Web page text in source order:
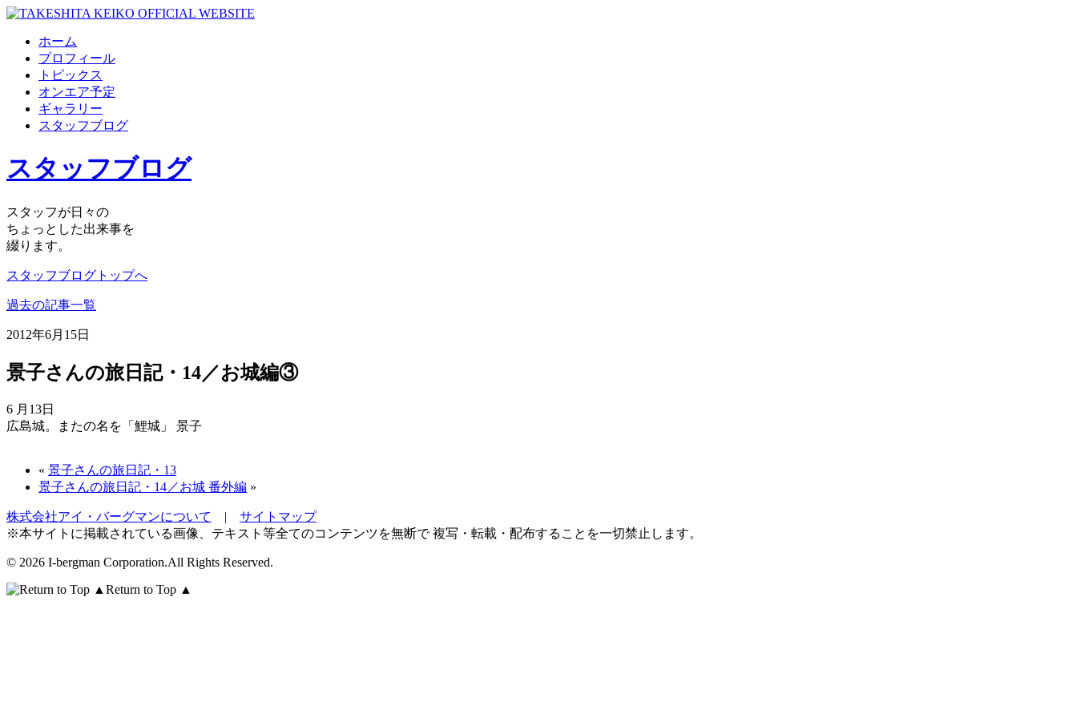
ホーム
プロフィール
トピックス
オンエア予定
ギャラリー
スタッフブログ
スタッフブログ
スタッフが日々の
ちょっとした出来事を
綴ります。
スタッフブログトップへ
過去の記事一覧
2012年6月15日
景子さんの旅日記・14／お城編③
6 月13日
広島城。またの名を「鯉城」 景子
« 景子さんの旅日記・13
景子さんの旅日記・14／お城 番外編 »
株式会社アイ・バーグマンについて | サイトマップ
※本サイトに掲載されている画像、テキスト等全てのコンテンツを無断で 複写・転載・配布することを一切禁止します。
© 2026 I-bergman Corporation.All Rights Reserved.
Return to Top ▲